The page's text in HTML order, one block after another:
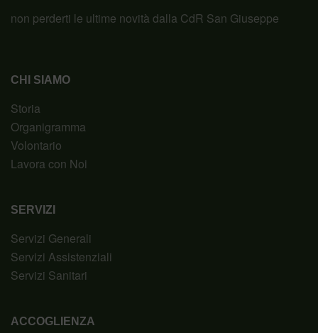
CHI SIAMO
Storia
Organigramma
Volontario
Lavora con Noi
SERVIZI
Servizi Generali
Servizi Assistenziali
Servizi Sanitari
ACCOGLIENZA
non perderti le ultime novità dalla CdR San Giuseppe